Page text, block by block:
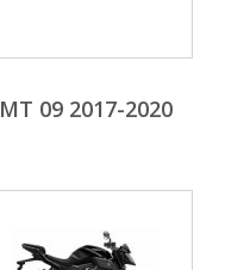
MT 09 2017-2020